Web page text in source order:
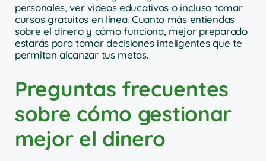
personales, ver videos educativos o incluso tomar
cursos gratuitos en línea. Cuanto más entiendas
sobre el dinero y cómo funciona, mejor preparado
estarás para tomar decisiones inteligentes que te
permitan alcanzar tus metas.
Preguntas frecuentes
sobre cómo gestionar
mejor el dinero